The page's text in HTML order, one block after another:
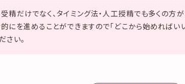
精だけでなく、タイミング法・人工授精でも多くの方
にを進めることができますので「どこから始めればい
さい。